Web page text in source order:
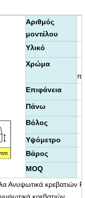
Αριθμός
μοντέλου
Υλικό
Χρώμα
Επιφάνεια
Πάνω
Βόλος
Υψόμετρο
Βάρος
MOQ
Ανυψωτικά κρεβατιών